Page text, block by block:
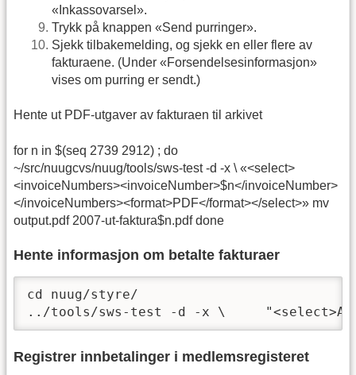
«Inkassovarsel».
Trykk på knappen «Send purringer».
Sjekk tilbakemelding, og sjekk en eller flere av
fakturaene. (Under «Forsendelsesinformasjon»
vises om purring er sendt.)
Hente ut PDF-utgaver av fakturaen til arkivet
for n in $(seq 2739 2912) ; do
~/src/nuugcvs/nuug/tools/sws-test -d -x \ «<select>
<invoiceNumbers><invoiceNumber>$n</invoiceNumber>
</invoiceNumbers><format>PDF</format></select>» mv
output.pdf 2007-ut-faktura$n.pdf done
Hente informasjon om betalte fakturaer
cd nuug/styre/
../tools/sws-test -d -x \
Registrer innbetalinger i medlemsregisteret